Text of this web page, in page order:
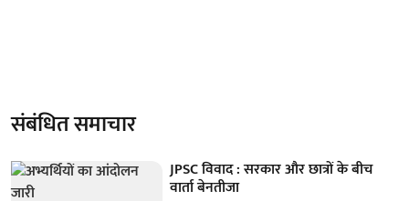
संबंधित समाचार
JPSC विवाद : सरकार और छात्रों के बीच
वार्ता बेनतीजा